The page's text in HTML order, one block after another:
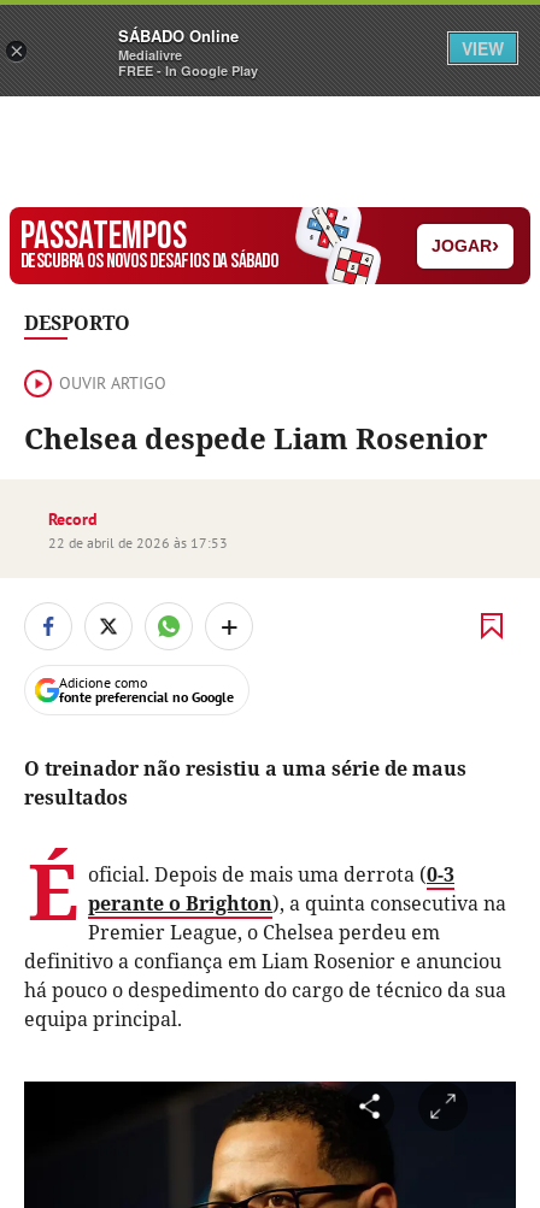
Sábado Assine Iniciar Sessão
PASSATEMPOS
DESCUBRA OS NOVOS DESAFIOS DA SÁBADO
JOGAR›
DESPORTO
OUVIR ARTIGO
Chelsea despede Liam Rosenior
Record
22 de abril de 2026 às 17:53
+
Adicione como
fonte preferencial no Google
O treinador não resistiu a uma série de maus
resultados
É oficial. Depois de mais uma derrota (0-3
perante o Brighton), a quinta consecutiva na
Premier League, o Chelsea perdeu em
definitivo a confiança em Liam Rosenior e anunciou
há pouco o despedimento do cargo de técnico da sua
equipa principal.
×
SÁBADO Online
Medialivre
FREE - In Google Play
VIEW